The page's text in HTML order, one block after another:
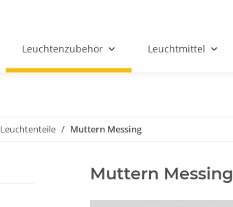
Leuchtenzubehör Leuchtmittel
Leuchtenteile Muttern Messing
Muttern Messing